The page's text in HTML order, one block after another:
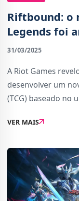
Riftbound: o
Legends foi
31/03/2025
A Riot Games
desenvolver um
(TCG) baseado no
os campeões mais
VER MAIS